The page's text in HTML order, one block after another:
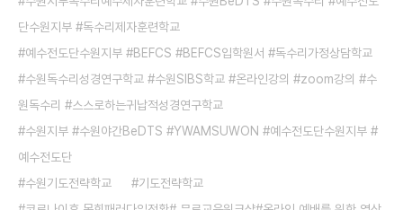
단수원지부 #독수리제자훈련학교
예수전도단수원지부 #BEFCS #BEFCS입학원서 #독수리가정상담학교
수원독수리성경연구학교 #수원SIBS학교 #온라인강의 #zoom강의 #수
원독수리 #스스로하는귀납적성경연구학교
수원지부 #수원야간BeDTS #YWAMSUWON #예수전도단수원지부 #
예수전도단
수원기도전략학교
기도전략학교